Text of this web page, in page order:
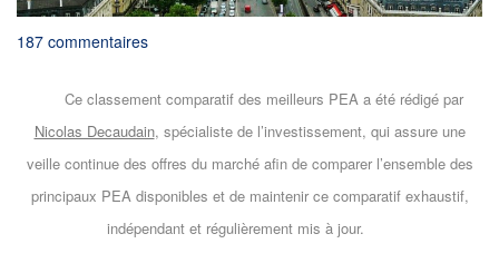
187 commentaires
Ce classement comparatif des meilleurs PEA a été rédigé par
Nicolas Decaudain, spécialiste de l’investissement, qui assure une
veille continue des offres du marché afin de comparer l’ensemble des
principaux PEA disponibles et de maintenir ce comparatif exhaustif,
indépendant et régulièrement mis à jour.